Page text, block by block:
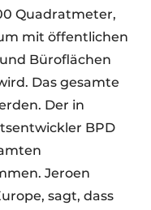
Quadratmeter,
mit öffentlichen
Büroflächen
Das gesamte
Der in
BPD
Jeroen
sagt, dass